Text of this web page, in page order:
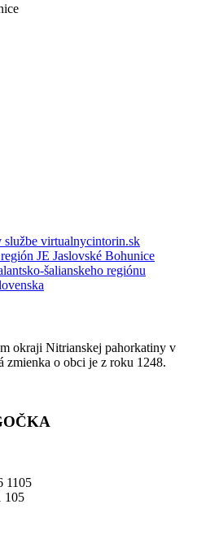
službe virtualnycintorin.sk
JE Jaslovské Bohunice
šalianskeho regiónu
okraji Nitrianskej pahorkatiny v
zmienka o obci je z roku 1248.
1105
105